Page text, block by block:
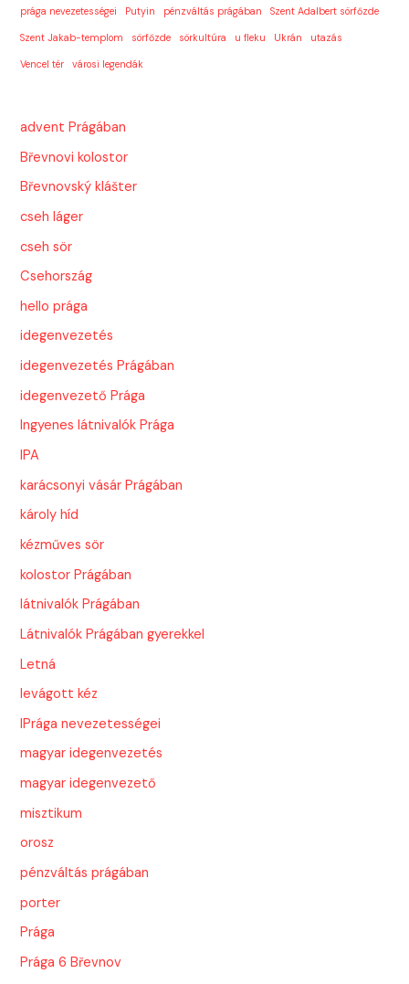
prága nevezetességei Putyin pénzváltás prágában Szent Adalbert sörfőzde
Szent Jakab-templom sörfőzde sörkultúra u fleku Ukrán utazás
Vencel tér városi legendák
advent Prágában
Břevnovi kolostor
Břevnovský klášter
cseh láger
cseh sör
Csehország
hello prága
idegenvezetés
idegenvezetés Prágában
idegenvezető Prága
Ingyenes látnivalók Prága
IPA
karácsonyi vásár Prágában
károly híd
kézműves sör
kolostor Prágában
látnivalók Prágában
Látnivalók Prágában gyerekkel
Letná
levágott kéz
lPrága nevezetességei
magyar idegenvezetés
magyar idegenvezető
misztikum
orosz
pénzváltás prágában
porter
Prága
Prága 6 Břevnov